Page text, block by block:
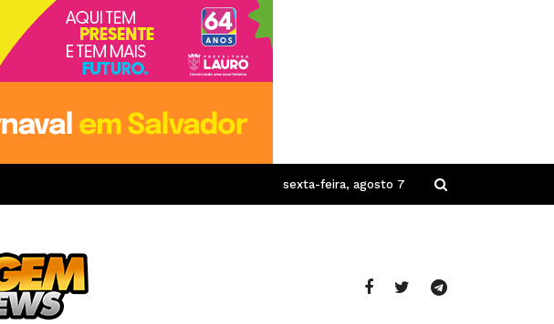
sexta-feira, agosto 7